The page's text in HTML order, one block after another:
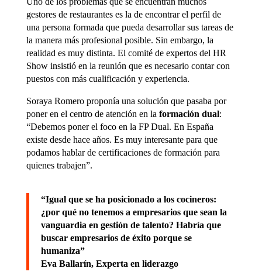
gestores de restaurantes es la de encontrar el perfil de
una persona formada que pueda desarrollar sus tareas de
la manera más profesional posible. Sin embargo, la
realidad es muy distinta. El comité de expertos del HR
Show insistió en la reunión que es necesario contar con
puestos con más cualificación y experiencia.
Soraya Romero proponía una solución que pasaba por
poner en el centro de atención en la formación dual:
“Debemos poner el foco en la FP Dual. En España
existe desde hace años. Es muy interesante para que
podamos hablar de certificaciones de formación para
quienes trabajen”.
“Igual que se ha posicionado a los cocineros:
¿por qué no tenemos a empresarios que sean la
vanguardia en gestión de talento? Habría que
buscar empresarios de éxito porque se
humaniza”
Eva Ballarín, Experta en liderazgo